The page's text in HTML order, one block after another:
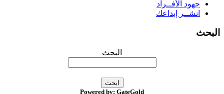
جهود الأفــراد
انشــر إبداعك
البحث
Powered by: GateGold